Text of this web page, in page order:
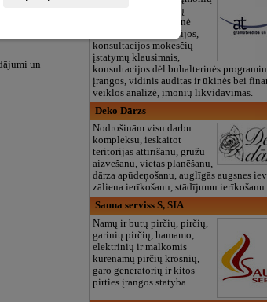
un
registravimas, įmonių
vertinimas, buhalterinė
apskaita ir konsultacijos,
konsultacijos mokesčių
įstatymų klausimais,
konsultacijos dėl buhalterinės
įrangos, vidinis auditas ir ūkinės bei
veiklos analizė, įmonių likvidavimas.
Deko Dārzs
Nodrošinām visu darbu
kompleksu, ieskaitot
teritorijas attīrīšanu, gružu
aizvešanu, vietas planēšanu,
dārza apūdeņošanu, auglīgās augsnes
zāliena ierīkošanu, stādījumu ierīkošanu.
Sauna serviss S, SIA
Namų ir butų pirčių, pirčių,
garinių pirčių, hamamo,
elektrinių ir malkomis
kūrenamų pirčių krosnių,
garo generatorių ir kitos
pirties įrangos statyba